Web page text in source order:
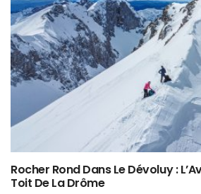
Rocher Rond Dans Le Dévoluy :
Toit De La Drôme